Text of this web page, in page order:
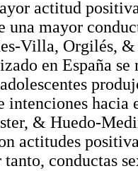
actitud
una mayor
Villa, Orgilés,
en España
intenciones hacia
& Huedo-
actitudes
conductas